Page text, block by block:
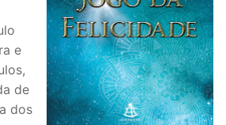
e
de
dos